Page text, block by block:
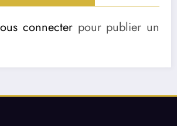
connecter pour publier un